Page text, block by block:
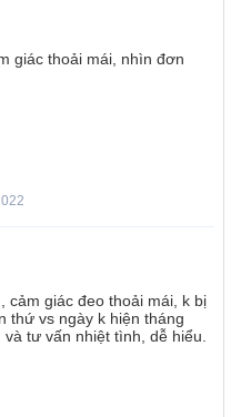
giác thoải mái, nhìn đơn
cảm giác đeo thoải mái, k bị
thứ vs ngày k hiện tháng
tư vấn nhiệt tình, dễ hiểu.